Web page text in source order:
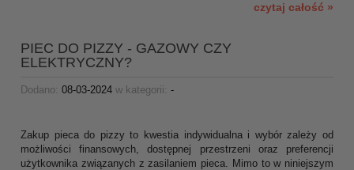
czytaj całość »
PIEC DO PIZZY - GAZOWY CZY
ELEKTRYCZNY?
Dodano: 08-03-2024 w kategorii: -
Zakup pieca do pizzy to kwestia indywidualna i wybór zależy od
możliwości finansowych, dostępnej przestrzeni oraz preferencji
użytkownika związanych z zasilaniem pieca. Mimo to w niniejszym